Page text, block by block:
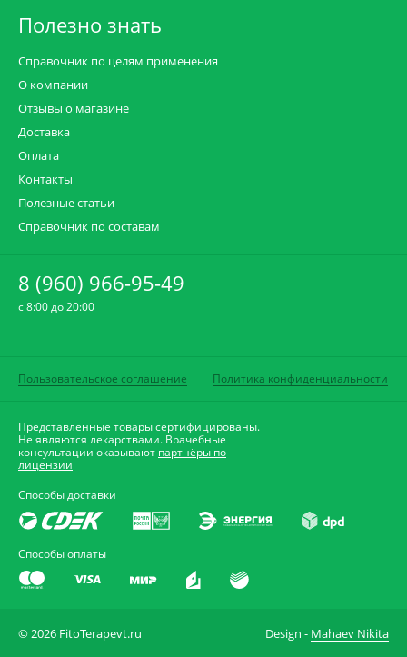
Полезно знать
Справочник по целям применения
О компании
Отзывы о магазине
Доставка
Оплата
Контакты
Полезные статьи
Справочник по составам
8 (960) 966-95-49
c 8:00 до 20:00
Пользовательское соглашение Политика конфиденциальности
Представленные товары сертифицированы.
Не являются лекарствами. Врачебные
консультации оказывают партнёры по
лицензии
Способы доставки
Способы оплаты
© 2026 FitoTerapevt.ru Design - Mahaev Nikita